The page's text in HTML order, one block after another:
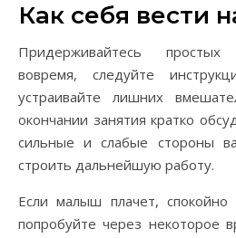
Как себя вести
Придерживайтесь
вовремя, следуйте
устраивайте лишних
окончании занятия кратко
сильные и слабые стороны
строить дальнейшую работу.
Если малыш плачет,
попробуйте через некоторое